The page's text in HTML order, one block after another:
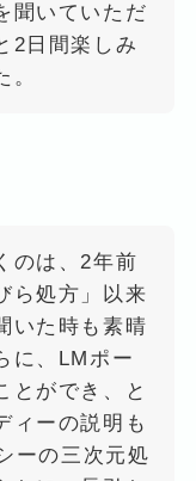
聞いていただ
2日間楽しみ
のは、2年前
ら処方」以来
いた時も素晴
に、LMポー
とができ、と
ィーの説明も
ーの三次元処